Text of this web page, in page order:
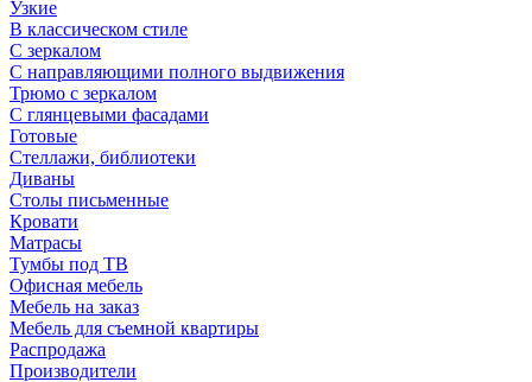
Узкие
В классическом стиле
С зеркалом
С направляющими полного выдвижения
Трюмо с зеркалом
С глянцевыми фасадами
Готовые
Стеллажи, библиотеки
Диваны
Столы письменные
Кровати
Матрасы
Тумбы под ТВ
Офисная мебель
Мебель на заказ
Мебель для съемной квартиры
Распродажа
Производители